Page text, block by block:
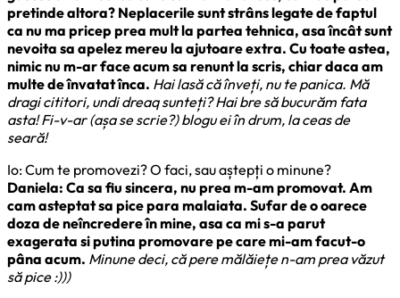
pretinde altora? Neplacerile sunt strâns legate de faptul
ca nu ma pricep prea mult la partea tehnica, asa încât sunt
nevoita sa apelez mereu la ajutoare extra. Cu toate astea,
nimic nu m-ar face acum sa renunt la scris, chiar daca am
multe de învatat înca. Hai lasă că înveți, nu te panica. Mă
dragi cititori, undi dreaq sunteți? Hai bre să bucurăm fata
asta! Fi-v-ar (așa se scrie?) blogu ei în drum, la ceas de
seară!
Io: Cum te promovezi? O faci, sau aștepți o minune?
Daniela: Ca sa fiu sincera, nu prea m-am promovat. Am
cam asteptat sa pice para malaiata. Sufar de o oarece
doza de neîncredere în mine, asa ca mi s-a parut
exagerata si putina promovare pe care mi-am facut-o
pâna acum. Minune deci, că pere mălăiețe n-am prea văzut
să pice :)))